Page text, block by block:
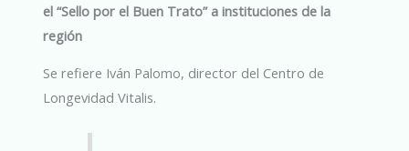
el “Sello por el Buen Trato” a instituciones de la
región
Se refiere Iván Palomo, director del Centro de
Longevidad Vitalis.